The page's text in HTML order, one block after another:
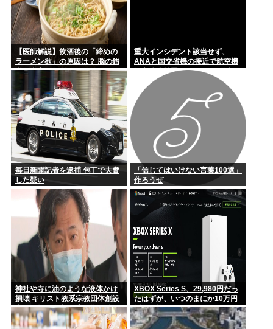
38歳の兄が実家におるんやが、7年くらいニートしとる。親が
死んだ...
父親(31)、娘(11)をレ●プした男(20)を娘のティクトク垢...
「ジャニーさんとつかこうへい氏は同じ」 少年隊・錦織一清
が明かす...
アイドル「歌ってみた」→(ヽ´ん`)「悪口ではないけど下手で
すね...
1Kアパートの家賃が10万円以上する時代、年金14万円前後だ
と賃...
「今日も朝から隣家の旦那がオエッ! オエッ! オエッ!… 朝も
夜...
【高市円安】高市リスク顕在か？協調介入後も円安進む。債券
利回りは...
【医師解説】飲酒後の「締めの
ラーメン欲」の原因は？ 脳の錯
覚と真実
重大インシデント該当せず、
ANAと国交省機の接近で航空機
衝突防止装置（TCAS）の警報が
作動したトラブル、羽田空港
沖、全日空に通知
毎日新聞記者を逮捕 包丁で夫脅
した疑い
「信じてはいけない言葉100選」
作ろうぜ
神社や寺に油のような液体かけ
損壊 キリスト教系宗教団体創設
者で医師の金山昌秀に懲役1年6
か月、執行猶予3年の判決
XBOX Series S、29,980円だっ
たはずが、いつのまにか10万円
近い価格に